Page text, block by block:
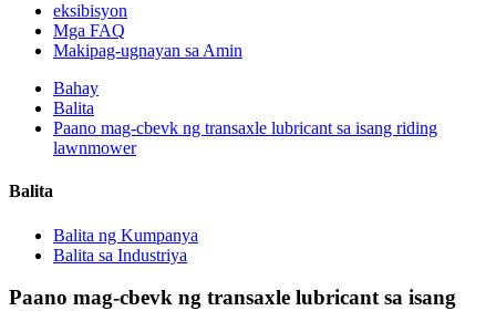
eksibisyon
Mga FAQ
Makipag-ugnayan sa Amin
Bahay
Balita
Paano mag-cbevk ng transaxle lubricant sa isang riding
lawnmower
Balita
Balita ng Kumpanya
Balita sa Industriya
Paano mag-cbevk ng transaxle lubricant sa isang